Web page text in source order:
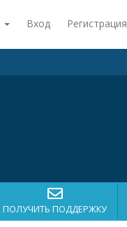
Вход Регистрация
ПОЛУЧИТЬ ПОДДЕРЖКУ